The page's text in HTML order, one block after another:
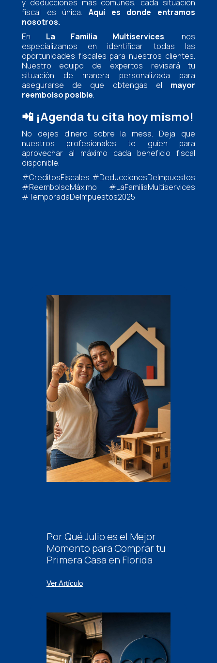
y deducciones más comunes, cada situación
fiscal es única. Aquí es donde entramos
nosotros.
En La Familia Multiservices, nos
especializamos en identificar todas las
oportunidades fiscales para nuestros clientes.
Nuestro equipo de expertos revisará tu
situación de manera personalizada para
asegurarse de que obtengas el mayor
reembolso posible.
📲 ¡Agenda tu cita hoy mismo!
No dejes dinero sobre la mesa. Deja que
nuestros profesionales te guíen para
aprovechar al máximo cada beneficio fiscal
disponible.
#CréditosFiscales #DeduccionesDeImpuestos
#ReembolsoMáximo #LaFamiliaMultiservices
#TemporadaDeImpuestos2025
Por Qué Julio es el Mejor
Momento para Comprar tu
Primera Casa en Florida
Ver Artículo